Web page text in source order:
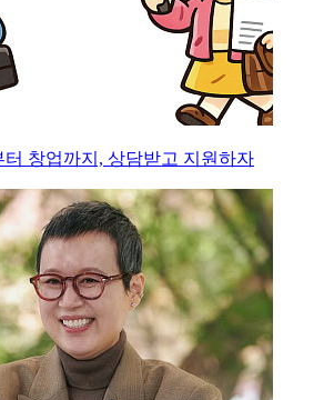
터 창업까지, 상담받고 지원하자